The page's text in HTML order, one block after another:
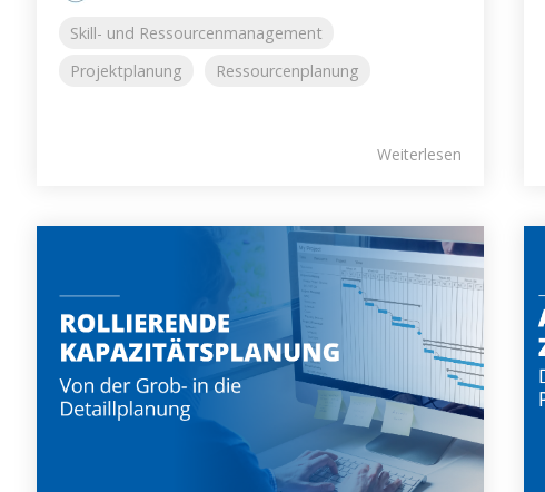
Skill- und Ressourcenmanagement
Projektplanung
Ressourcenplanung
Weiterlesen